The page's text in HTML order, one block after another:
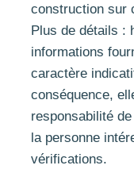
construction sur
Plus de détails :
informations
caractère
conséquence,
responsabilité
la personne
vérifications.